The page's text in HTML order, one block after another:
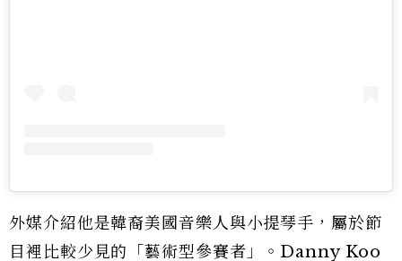
外媒介紹他是韓裔美國音樂人與小提琴手，屬於節
目裡比較少見的「藝術型參賽者」。Danny Koo